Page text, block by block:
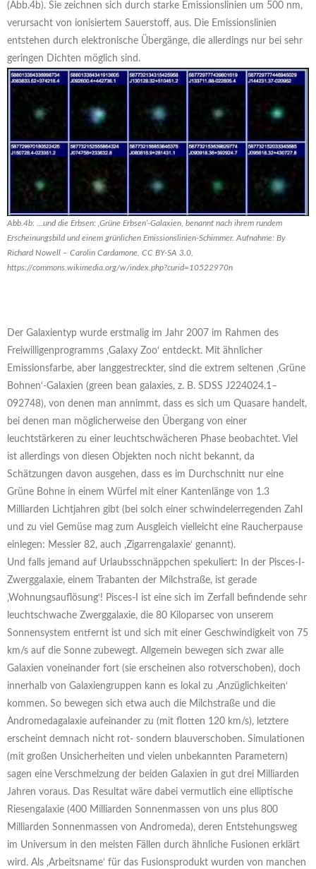
(Abb.4b). Sie zeichnen sich durch starke Emissionslinien um 500 nm,
verursacht von ionisiertem Sauerstoff, aus. Die Emissionslinien
entstehen durch elektronische Übergänge, die allerdings nur bei sehr
geringen Dichten möglich sind.
Abb.4b: …und die Erbsen: ‚Grüne Erbsen‘-Galaxien, benannt nach ihrem rundem
Erscheinungsbild und einem grünlichen Emissionslinien-Schimmer. Aufnahme: By
Richard Nowell – Carolin Cardamone, CC BY-SA 3.0,
https://commons.wikimedia.org/w/index.php?curid=10522970n
Der Galaxientyp wurde erstmalig im Jahr 2007 im Rahmen des
Freiwilligenprogramms ‚Galaxy Zoo‘ entdeckt. Mit ähnlicher
Emissionsfarbe, aber langgestreckter, sind die extrem seltenen ‚Grüne
Bohnen‘-Galaxien (green bean galaxies, z. B. SDSS J224024.1–
092748), von denen man annimmt, dass es sich um Quasare handelt,
bei denen man möglicherweise den Übergang von einer
leuchtstärkeren zu einer leuchtschwächeren Phase beobachtet. Viel
ist allerdings von diesen Objekten noch nicht bekannt, da
Schätzungen davon ausgehen, dass es im Durchschnitt nur eine
Grüne Bohne in einem Würfel mit einer Kantenlänge von 1.3
Milliarden Lichtjahren gibt (bei solch einer schwindelerregenden Zahl
und zu viel Gemüse mag zum Ausgleich vielleicht eine Raucherpause
einlegen: Messier 82, auch ‚Zigarrengalaxie‘ genannt).
Und falls jemand auf Urlaubsschnäppchen spekuliert: In der Pisces-I-
Zwerggalaxie, einem Trabanten der Milchstraße, ist gerade
‚Wohnungsauflösung‘! Pisces-I ist eine sich im Zerfall befindende sehr
leuchtschwache Zwerggalaxie, die 80 Kiloparsec von unserem
Sonnensystem entfernt ist und sich mit einer Geschwindigkeit von 75
km/s auf die Sonne zubewegt. Allgemein bewegen sich zwar alle
Galaxien voneinander fort (sie erscheinen also rotverschoben), doch
innerhalb von Galaxiengruppen kann es lokal zu ‚Anzüglichkeiten‘
kommen. So bewegen sich etwa auch die Milchstraße und die
Andromedagalaxie aufeinander zu (mit flotten 120 km/s), letztere
erscheint demnach nicht rot- sondern blauverschoben. Simulationen
(mit großen Unsicherheiten und vielen unbekannten Parametern)
sagen eine Verschmelzung der beiden Galaxien in gut drei Milliarden
Jahren voraus. Das Resultat wäre dabei vermutlich eine elliptische
Riesengalaxie (400 Milliarden Sonnenmassen von uns plus 800
Milliarden Sonnenmassen von Andromeda), deren Entstehungsweg
im Universum in den meisten Fällen durch ähnliche Fusionen erklärt
wird. Als ‚Arbeitsname‘ für das Fusionsprodukt wurden von manchen